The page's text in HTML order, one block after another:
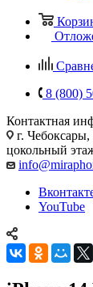
8 (800)
Контактная
г. Чебоксары,
цокольный
YouTube